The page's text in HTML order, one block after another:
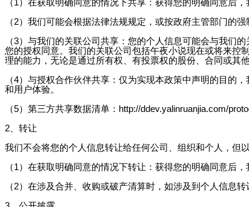
（1）在获取明确同意的情况下共享：获得您的明确同意后
（2）我们可能会根据法律法规规定，或按政府主管部门的
（3）与我们的关联公司共享：您的个人信息可能会与我们
您的授权同意。我们的关联公司包括午夜小说现在或将来控
理的能力，无论是通过所有权、有投票权的股份、合同或其
（4）与授权合作伙伴共享：仅为实现本政策中声明的目的
和用户体验。
（5）第三方共享数据清单：http://ddev.yalinruanjia.com/
2、转让
我们不会将您的个人信息转让给任何公司、组织和个人，但
（1）在获取明确同意的情况下转让：获得您的明确同意后
（2）在涉及合并、收购或破产清算时，如涉及到个人信息